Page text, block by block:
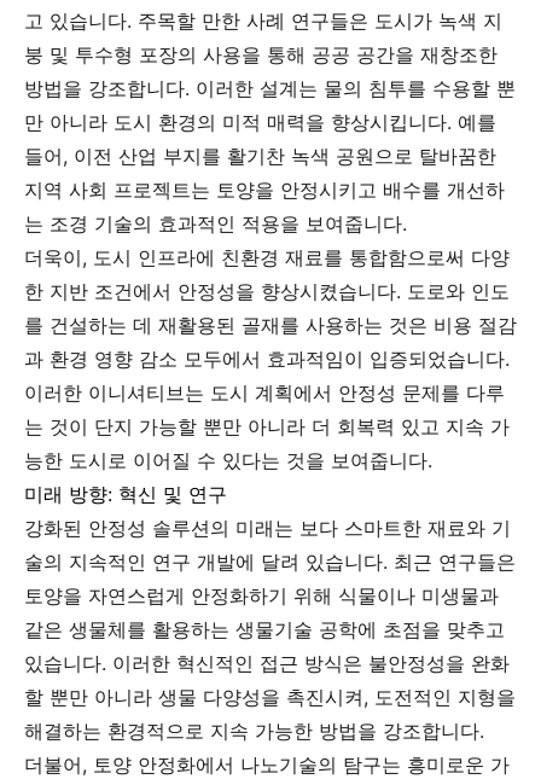
고 있습니다. 주목할 만한 사례 연구들은 도시가 녹색 지
붕 및 투수형 포장의 사용을 통해 공공 공간을 재창조한
방법을 강조합니다. 이러한 설계는 물의 침투를 수용할 뿐
만 아니라 도시 환경의 미적 매력을 향상시킵니다. 예를
들어, 이전 산업 부지를 활기찬 녹색 공원으로 탈바꿈한
지역 사회 프로젝트는 토양을 안정시키고 배수를 개선하
는 조경 기술의 효과적인 적용을 보여줍니다.
더욱이, 도시 인프라에 친환경 재료를 통합함으로써 다양
한 지반 조건에서 안정성을 향상시켰습니다. 도로와 인도
를 건설하는 데 재활용된 골재를 사용하는 것은 비용 절감
과 환경 영향 감소 모두에서 효과적임이 입증되었습니다.
이러한 이니셔티브는 도시 계획에서 안정성 문제를 다루
는 것이 단지 가능할 뿐만 아니라 더 회복력 있고 지속 가
능한 도시로 이어질 수 있다는 것을 보여줍니다.
미래 방향: 혁신 및 연구
강화된 안정성 솔루션의 미래는 보다 스마트한 재료와 기
술의 지속적인 연구 개발에 달려 있습니다. 최근 연구들은
토양을 자연스럽게 안정화하기 위해 식물이나 미생물과
같은 생물체를 활용하는 생물기술 공학에 초점을 맞추고
있습니다. 이러한 혁신적인 접근 방식은 불안정성을 완화
할 뿐만 아니라 생물 다양성을 촉진시켜, 도전적인 지형을
해결하는 환경적으로 지속 가능한 방법을 강조합니다.
더불어, 토양 안정화에서 나노기술의 탐구는 흥미로운 가